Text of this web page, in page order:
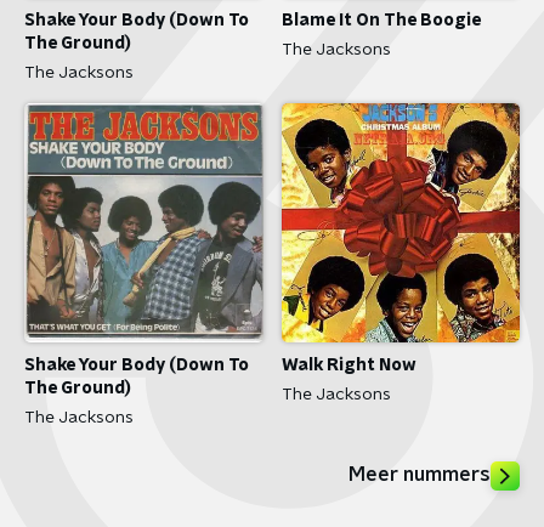
Shake Your Body (Down To
The Ground)
The Jacksons
Blame It On The Boogie
The Jacksons
Shake Your Body (Down To
The Ground)
The Jacksons
Walk Right Now
The Jacksons
Meer nummers